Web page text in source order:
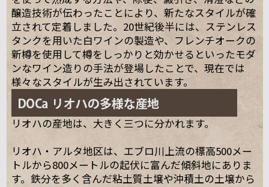
醸造技術が伝わったことにより、新たなスタイルが確
立されて定着しました。20世紀後半には、ステンレス
タンクを用いた白ワインの製造や、フレンチオークの
新樽を使用して樽をしっかりと効かせるといったモダ
ンなワイン造りの手法が登場したことで、現在では
様々なスタイルが生み出されています。
リオハの産地は、大きく三つに分かれます。
リオハ・アルタ地区は、エブロ川上流の標高500メー
トルから800メートルの起伏に富んだ傾斜地にありま
す。鉄分を多く含んだ粘土質土壌や沖積土の土壌から